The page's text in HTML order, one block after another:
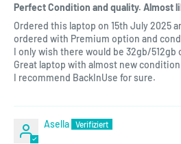
Perfect Condition and quality. Almost
Ordered this laptop on 15th July 2025
ordered with Premium option and
I only wish there would be 32gb/512gb
Great laptop with almost new
I recommend BackInUse for sure.
Asella